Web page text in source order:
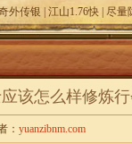
外传银 江山1.76快 尽量
该怎么样修炼
： yuanzibnm.com